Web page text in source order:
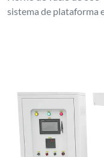
sistema de plataforma